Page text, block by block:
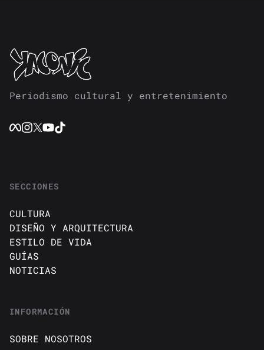
Periodismo cultural y entretenimiento
SECCIONES
CULTURA
DISEÑO Y ARQUITECTURA
ESTILO DE VIDA
GUÍAS
NOTICIAS
INFORMACIÓN
SOBRE NOSOTROS